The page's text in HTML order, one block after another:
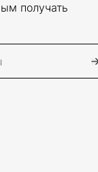
получать